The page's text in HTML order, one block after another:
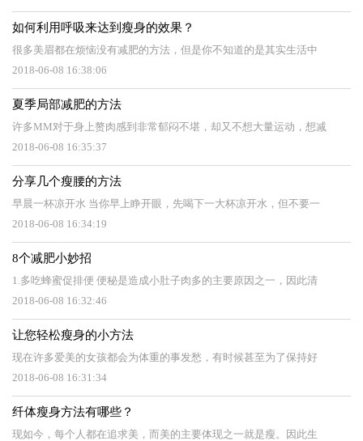
如何利用呼吸来达到瘦身的效果？
很多美眉都在烦恼没有减肥的方法，但是你不知道的是其实生活中
2018-06-08 16:38:06
夏季局部减肥的方法
许多MM对于身上赘肉感到非常郁闷不堪，却又不想大量运动，想减
2018-06-08 16:35:37
分享几个瘦腰的方法
早晨一杯凉开水 当你早上睁开眼，先喝下一大杯凉开水，但不要一
2018-06-08 16:34:19
8个减肥小妙招
1.多吃蜂蜜促排便 便秘是造成小肚子肉多的主要原因之一，因此清
2018-06-08 16:32:46
让您轻松瘦身的小方法
现在许多爱美的女孩都会为体重的事发愁，有时候甚至为了保持好
2018-06-08 16:31:34
纤体瘦身方法有哪些？
现如今，每个人都在追求美，而美的主要体现之一就是瘦。因此生